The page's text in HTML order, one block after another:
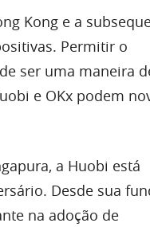
Kong e a
Permitir o
ser uma maneira
e OKx podem
a Huobi está
Desde sua
na adoção de